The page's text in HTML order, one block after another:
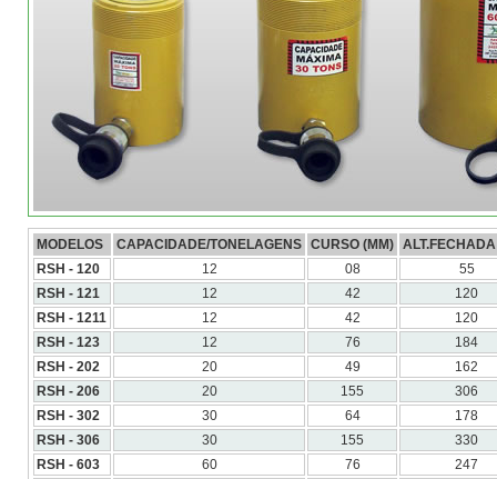
MODELOS CAPACIDADE/TONELAGENS CURSO (MM)
RSH - 120
12 08
55
RSH - 121
12 42
120
RSH - 1211
12 42
120
RSH - 123
12 76
184
RSH - 202
20 49
162
RSH - 206
20 155
306
RSH - 302
30 64
178
RSH - 306
30 155
330
RSH - 603
60 76
247